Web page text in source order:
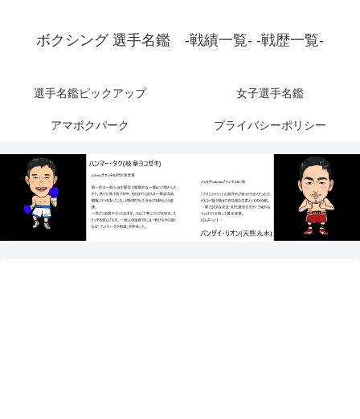
ボクシング 選手名鑑 -戦績一覧- -戦歴一覧-
選手名鑑ピックアップ 女子選手名鑑
アマボクパーク プライバシーポリシー